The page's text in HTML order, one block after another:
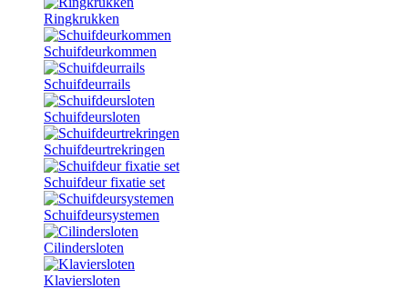
Ringkrukken
Schuifdeurkommen
Schuifdeurrails
Schuifdeursloten
Schuifdeurtrekringen
Schuifdeur fixatie set
Schuifdeursystemen
Cilindersloten
Klaviersloten